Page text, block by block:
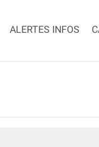
ALERTES INFOS